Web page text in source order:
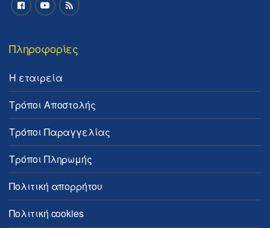
Πληροφορίες
Η εταιρεία
Τρόποι Αποστολής
Τρόποι Παραγγελίας
Τρόποι Πληρωμής
Πολιτική απορρήτου
Πολιτική cookies